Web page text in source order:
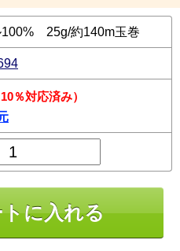
100% 25g/約140m玉巻
10％対応済み）